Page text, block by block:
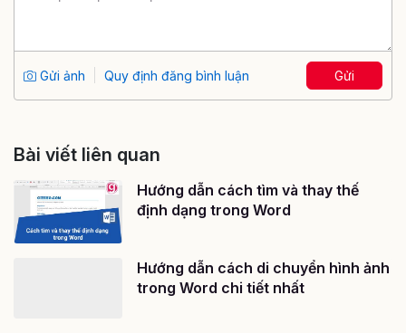
Gửi ảnh Quy định đăng bình luận Gửi
Bài viết liên quan
Hướng dẫn cách tìm và thay thế
định dạng trong Word
Hướng dẫn cách di chuyển hình ảnh
trong Word chi tiết nhất